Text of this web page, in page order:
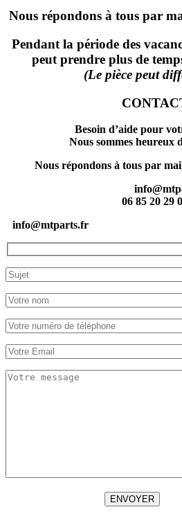
Nous répondons à tous par
Pendant la période des
peut prendre plus de
(Le pièce peut
Besoin d’aide pour
Nous sommes heureux
Nous répondons à tous par
06 85 20 29
info@mtparts.fr
ENVOYER